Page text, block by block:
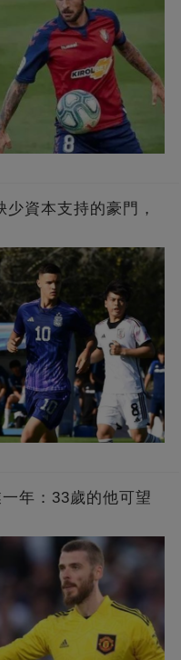
資本支持的豪門，
年：33歲的他可望